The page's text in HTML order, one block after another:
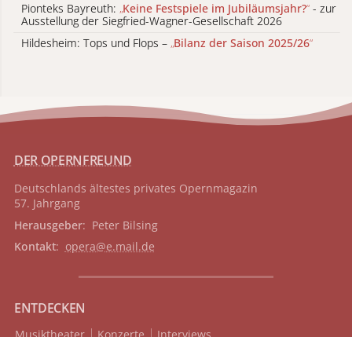
Pionteks Bayreuth: „Keine Festspiele im Jubiläumsjahr?“ - zur
Ausstellung der Siegfried-Wagner-Gesellschaft 2026
Hildesheim: Tops und Flops – „Bilanz der Saison 2025/26“
DER OPERNFREUND
Deutschlands ältestes privates Opernmagazin
57. Jahrgang
Herausgeber: Peter Bilsing
Kontakt: opera@e.mail.de
ENTDECKEN